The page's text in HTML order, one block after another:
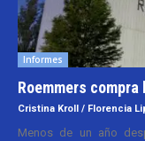
Informes
Roemmers
Cristina Kroll / Florencia
Menos de un año